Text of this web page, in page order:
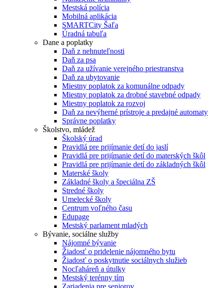
Mestská polícia
Mobilná aplikácia
SMARTCity Šaľa
Úradná tabuľa
Dane a poplatky
Daň z nehnuteľnosti
Daň za psa
Daň za užívanie verejného priestranstva
Daň za ubytovanie
Miestny poplatok za komunálne odpady
Miestny poplatok za drobné stavebné odpady
Miestny poplatok za rozvoj
Daň za nevýherné prístroje a predajné automaty
Správne poplatky
Školstvo, mládež
Školský úrad
Pravidlá pre prijímanie detí do jaslí
Pravidlá pre prijímanie detí do materských škôl
Pravidlá pre prijímanie detí do základných škôl
Materské školy
Základné školy a špeciálna ZŠ
Stredné školy
Umelecké školy
Centrum voľného času
Edupage
Mestský parlament mladých
Bývanie, sociálne služby
Nájomné bývanie
Žiadosť o pridelenie nájomného bytu
Žiadosť o poskytnutie sociálnych služieb
Nocľaháreň a útulky
Mestský terénny tím
Zariadenia pre seniorov